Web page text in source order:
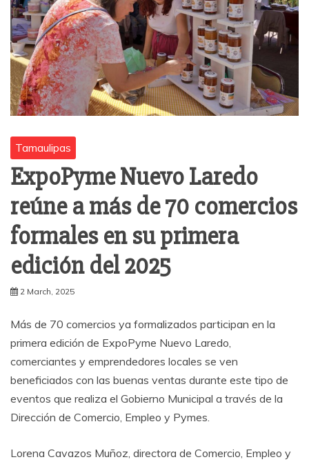
Tamaulipas
ExpoPyme Nuevo Laredo
reúne a más de 70 comercios
formales en su primera
edición del 2025
2 March, 2025
Más de 70 comercios ya formalizados participan en la
primera edición de ExpoPyme Nuevo Laredo,
comerciantes y emprendedores locales se ven
beneficiados con las buenas ventas durante este tipo de
eventos que realiza el Gobierno Municipal a través de la
Dirección de Comercio, Empleo y Pymes.
Lorena Cavazos Muñoz, directora de Comercio, Empleo y